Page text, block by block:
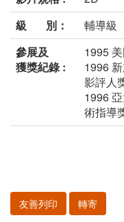
級 別：
輔導級
參展及
獲獎紀錄 :
1995
1996
影評人
1996
術指導
友善列印 轉寄